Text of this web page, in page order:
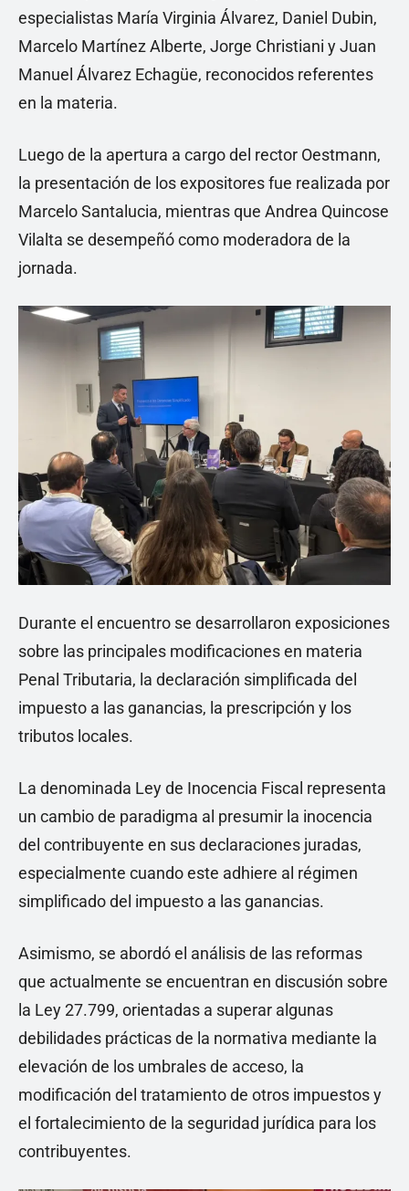
especialistas María Virginia Álvarez, Daniel Dubin,
Marcelo Martínez Alberte, Jorge Christiani y Juan
Manuel Álvarez Echagüe, reconocidos referentes
en la materia.
Luego de la apertura a cargo del rector Oestmann,
la presentación de los expositores fue realizada por
Marcelo Santalucia, mientras que Andrea Quincose
Vilalta se desempeñó como moderadora de la
jornada.
Durante el encuentro se desarrollaron exposiciones
sobre las principales modificaciones en materia
Penal Tributaria, la declaración simplificada del
impuesto a las ganancias, la prescripción y los
tributos locales.
La denominada Ley de Inocencia Fiscal representa
un cambio de paradigma al presumir la inocencia
del contribuyente en sus declaraciones juradas,
especialmente cuando este adhiere al régimen
simplificado del impuesto a las ganancias.
Asimismo, se abordó el análisis de las reformas
que actualmente se encuentran en discusión sobre
la Ley 27.799, orientadas a superar algunas
debilidades prácticas de la normativa mediante la
elevación de los umbrales de acceso, la
modificación del tratamiento de otros impuestos y
el fortalecimiento de la seguridad jurídica para los
contribuyentes.